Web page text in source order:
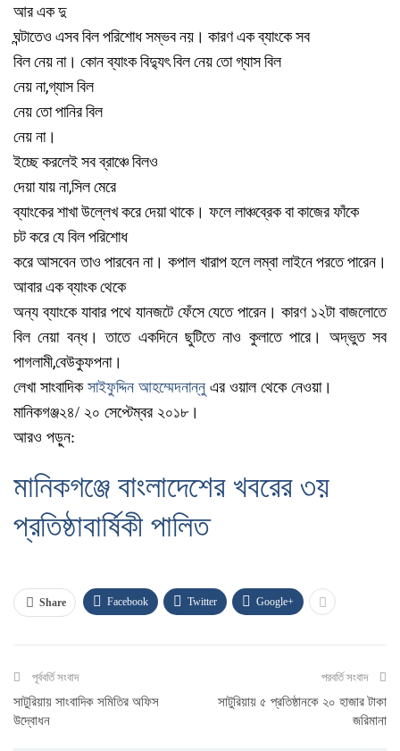
আর এক দু
ঘন্টাতেও এসব বিল পরিশোধ সম্ভব নয়। কারণ এক ব্যাংকে সব
বিল নেয় না। কোন ব্যাংক বিদ্যুৎ বিল নেয় তো গ্যাস বিল
নেয় না,গ্যাস বিল
নেয় তো পানির বিল
নেয় না।
ইচ্ছে করলেই সব ব্রাঞ্চে বিলও
দেয়া যায় না,সিল মেরে
ব্যাংকের শাখা উল্লেখ করে দেয়া থাকে। ফলে লাঞ্চব্রেক বা কাজের ফাঁকে
চট করে যে বিল পরিশোধ
করে আসবেন তাও পারবেন না। কপাল খারাপ হলে লম্বা লাইনে পরতে পারেন।
আবার এক ব্যাংক থেকে
অন্য ব্যাংকে যাবার পথে যানজটে ফেঁসে যেতে পারেন। কারণ ১২টা বাজলোতে
বিল নেয়া বন্ধ। তাতে একদিনে ছুটিতে নাও কুলাতে পারে। অদ্ভুত সব
পাগলামী,বেউকুফপনা।
লেখা সাংবাদিক সাইফুদ্দিন আহম্মেদনান্নু এর ওয়াল থেকে নেওয়া।
মানিকগঞ্জ২৪/ ২০ সেপ্টেম্বর ২০১৮।
আরও পড়ুন:
মানিকগঞ্জে বাংলাদেশের খবরের ৩য়
প্রতিষ্ঠাবার্ষিকী পালিত
Share Facebook Twitter Google+
পূর্ববর্তি সংবাদ
সাটুরিয়ায় সাংবাদিক সমিতির অফিস
উদ্বোধন
পরবর্তি সংবাদ
সাটুরিয়ায় ৫ প্রতিষ্ঠানকে ২০ হাজার টাকা
জরিমানা